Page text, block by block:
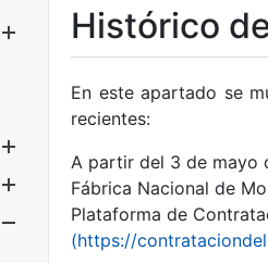
Mostrar/Ocultar
Mostrar/Ocultar
Mostrar/Ocultar
Histórico
En este apartado se
recientes:
A partir del 3 de mayo
Fábrica Nacional de
Plataforma de
(https://